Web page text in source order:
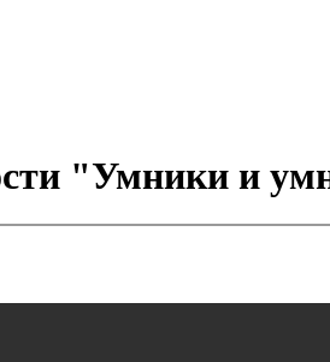
"Умники и